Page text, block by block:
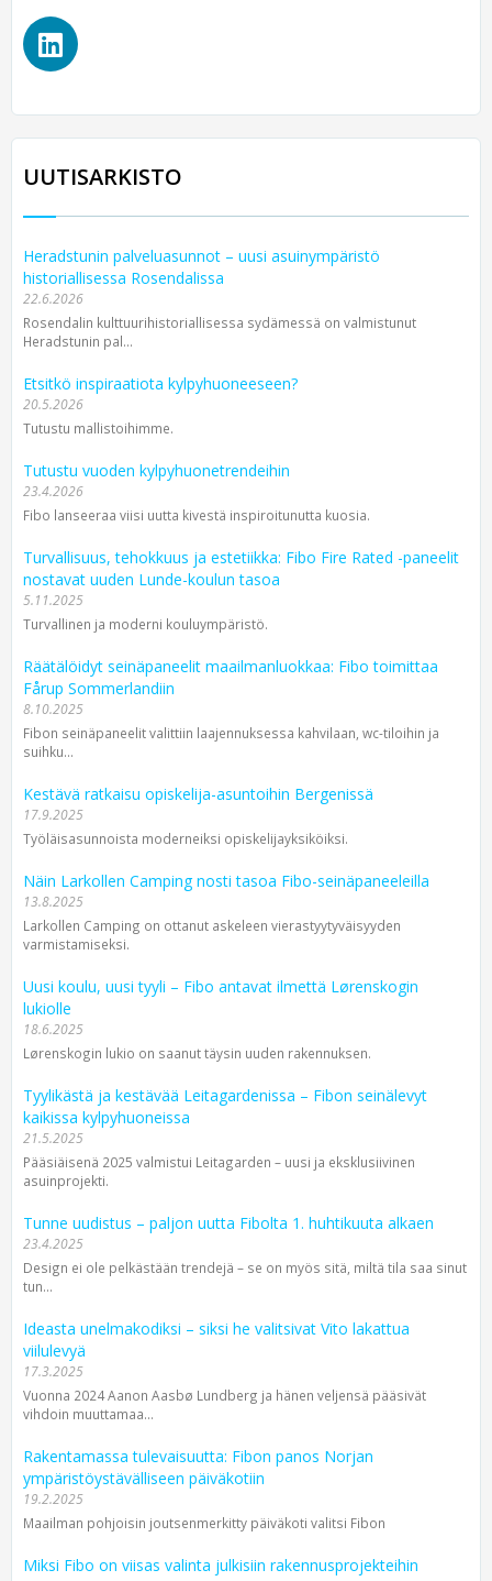
UUTISARKISTO
Heradstunin palveluasunnot – uusi asuinympäristö
historiallisessa Rosendalissa
22.6.2026
Rosendalin kulttuurihistoriallisessa sydämessä on valmistunut
Heradstunin pal...
Etsitkö inspiraatiota kylpyhuoneeseen?
20.5.2026
Tutustu mallistoihimme.
Tutustu vuoden kylpyhuonetrendeihin
23.4.2026
Fibo lanseeraa viisi uutta kivestä inspiroitunutta kuosia.
Turvallisuus, tehokkuus ja estetiikka: Fibo Fire Rated -paneelit
nostavat uuden Lunde-koulun tasoa
5.11.2025
Turvallinen ja moderni kouluympäristö.
Räätälöidyt seinäpaneelit maailmanluokkaa: Fibo toimittaa
Fårup Sommerlandiin
8.10.2025
Fibon seinäpaneelit valittiin laajennuksessa kahvilaan, wc-tiloihin ja
suihku...
Kestävä ratkaisu opiskelija-asuntoihin Bergenissä
17.9.2025
Työläisasunnoista moderneiksi opiskelijayksiköiksi.
Näin Larkollen Camping nosti tasoa Fibo-seinäpaneeleilla
13.8.2025
Larkollen Camping on ottanut askeleen vierastyytyväisyyden
varmistamiseksi.
Uusi koulu, uusi tyyli – Fibo antavat ilmettä Lørenskogin
lukiolle
18.6.2025
Lørenskogin lukio on saanut täysin uuden rakennuksen.
Tyylikästä ja kestävää Leitagardenissa – Fibon seinälevyt
kaikissa kylpyhuoneissa
21.5.2025
Pääsiäisenä 2025 valmistui Leitagarden – uusi ja eksklusiivinen
asuinprojekti.
Tunne uudistus – paljon uutta Fibolta 1. huhtikuuta alkaen
23.4.2025
Design ei ole pelkästään trendejä – se on myös sitä, miltä tila saa sinut
tun...
Ideasta unelmakodiksi – siksi he valitsivat Vito lakattua
viilulevyä
17.3.2025
Vuonna 2024 Aanon Aasbø Lundberg ja hänen veljensä pääsivät
vihdoin muuttamaa...
Rakentamassa tulevaisuutta: Fibon panos Norjan
ympäristöystävälliseen päiväkotiin
19.2.2025
Maailman pohjoisin joutsen­merkitty päiväkoti valitsi Fibon
Miksi Fibo on viisas valinta julkisiin rakennusprojekteihin